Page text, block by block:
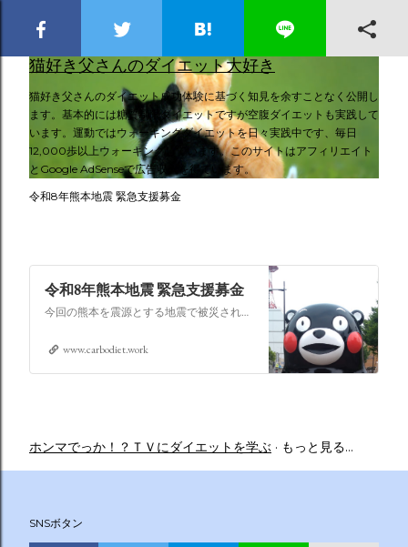
スキップしてメイン コンテンツに移動
猫好き父さんのダイエット大好き
猫好き父さんのダイエット成功体験に基づく知見を余すことなく公開し
ます。基本的には糖質制限ダイエットですが空腹ダイエットも実践して
います。運動ではウォーキングダイエットを日々実践中です、毎日
12,000歩以上ウォーキングしています。このサイトはアフィリエイト
とGoogle AdSenseで広告収入を得ています。
令和8年熊本地震 緊急支援募金
令和8年熊本地震 緊急支援募金
今回の熊本を震源とする地震で被災された皆さままだまだ余震も続き大変な時間を過ごされていると思います。心よりお見舞い申し上げます
www.carbodiet.work
ホンマでっか！？ＴＶにダイエットを学ぶ もっと見る…
SNSボタン